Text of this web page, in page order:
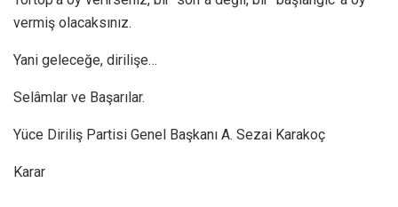
vermiş olacaksınız.
Yani geleceğe, dirilişe…
Selâmlar ve Başarılar.
Yüce Diriliş Partisi Genel Başkanı A. Sezai Karakoç
Karar